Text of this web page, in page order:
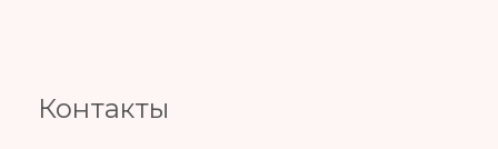
Контакты